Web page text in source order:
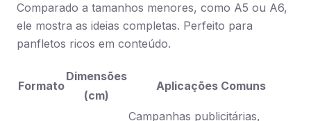
Comparado a tamanhos menores, como A5 ou A6,
ele mostra as ideias completas. Perfeito para
panfletos ricos em conteúdo.
Formato
Dimensões
(cm)
Aplicações Comuns
Campanhas publicitárias,